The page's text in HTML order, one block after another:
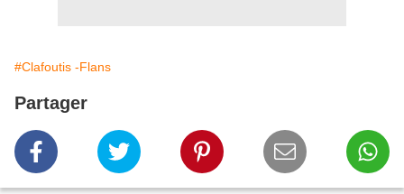
#Clafoutis -Flans
Partager